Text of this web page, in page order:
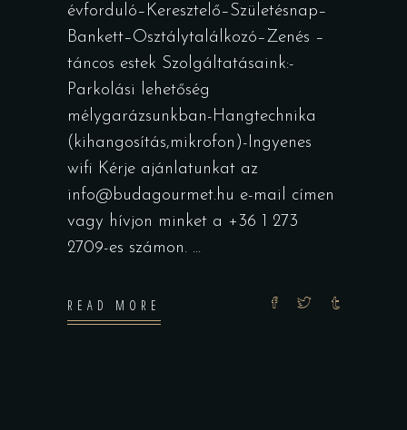
évforduló–Keresztelő–Születésnap–
Bankett–Osztálytalálkozó–Zenés –
táncos estek Szolgáltatásaink:-
Parkolási lehetőség
mélygarázsunkban-Hangtechnika
(kihangosítás,mikrofon)-Ingyenes
wifi Kérje ajánlatunkat az
info@budagourmet.hu e-mail címen
vagy hívjon minket a +36 1 273
2709-es számon.
READ MORE